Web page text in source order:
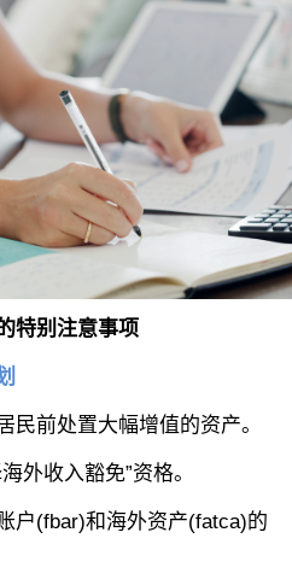
别注意事项
前处置大幅增值的资产。
收入豁免”资格。
(fbar)和海外资产(fatca)的